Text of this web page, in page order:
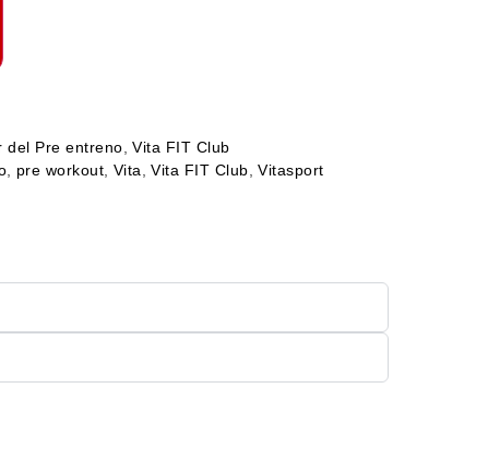
del Pre entreno ,Vita FIT Club
pre workout Vita ,Vita FIT Club ,Vitasport